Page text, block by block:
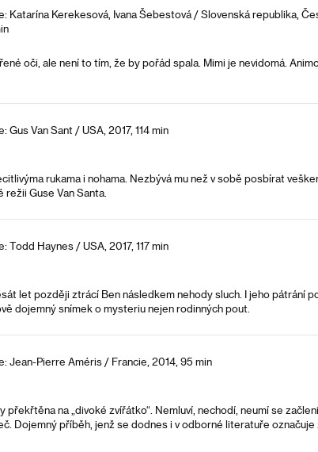
Katarína Kerekesová, Ivana Šebestová / Slovenská republika,
oči, ale není to tím, že by pořád spala. Mimi je nevidomá.
Gus Van Sant / USA, 2017, 114 min
rukama i nohama. Nezbývá mu než v sobě posbírat
Guse Van Santa.
Todd Haynes / USA, 2017, 117 min
let později ztrácí Ben následkem nehody sluch. I jeho pátrání
dojemný snímek o mysteriu nejen rodinných pout.
Jean-Pierre Améris / Francie, 2014, 95 min
na „divoké zvířátko“. Nemluví, nechodí, neumí se
Dojemný příběh, jenž se dodnes i v odborné literatuře označuje